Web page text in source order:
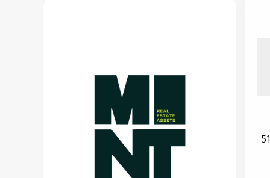
اللوجستية والتصنيع المبرد على مساحة 510